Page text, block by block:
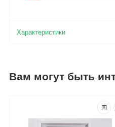
Вам могут быть